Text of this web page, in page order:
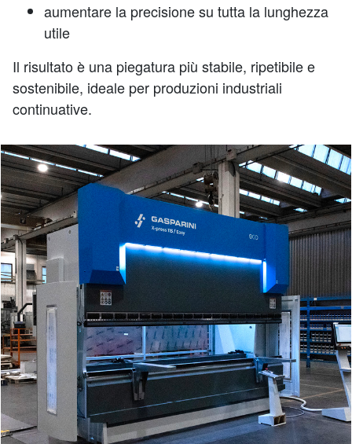
aumentare la precisione su tutta la lunghezza
utile
Il risultato è una piegatura più stabile, ripetibile e
sostenibile, ideale per produzioni industriali
continuative.